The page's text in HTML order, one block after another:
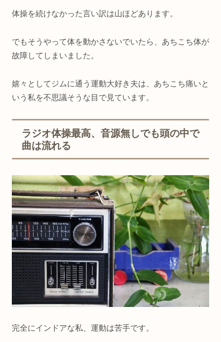
体操を続けなかった言い訳は山ほどあります。
でもそうやって体を動かさないでいたら、あちこち体が
故障してしまいました。
嬉々としてジムに通う運動大好き夫は、あちこち痛いと
いう私を不思議そうな目で見ています。
ラジオ体操最高、音源無しでも頭の中で
曲は流れる
完全にインドアな私、運動は苦手です。